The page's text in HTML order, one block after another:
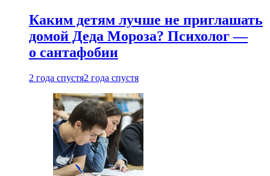
Каким детям лучше не приглашать
домой Деда Мороза? Психолог —
о сантафобии
2 года спустя2 года спустя